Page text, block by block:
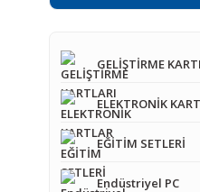
GELİŞTİRME
ELEKTRONİK
EĞİTİM SETLERİ
Endüstriyel PC